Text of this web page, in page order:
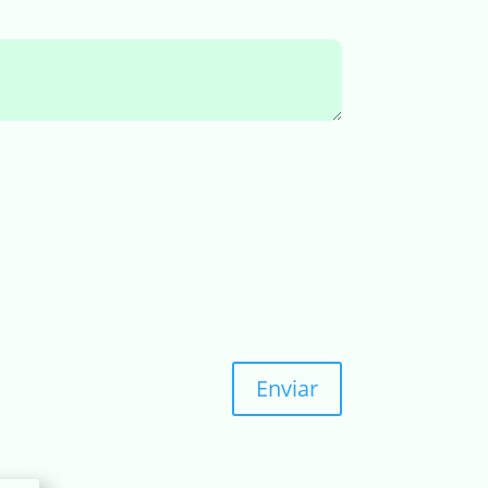
Enviar